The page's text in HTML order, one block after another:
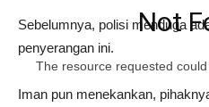
Sebelumnya, polisi menduga
penyerangan ini.
Iman pun menekankan,
Not
The resource requested